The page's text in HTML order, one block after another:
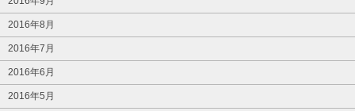
2016年8月
2016年7月
2016年6月
2016年5月